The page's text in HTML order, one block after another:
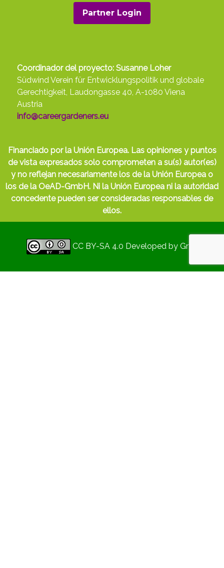
Partner Login
Coordinador del proyecto: Susanne Loher
Südwind Verein für Entwicklungspolitik und globale
Gerechtigkeit, Laudongasse 40, A-1080 Viena
Austria
info@careergardeners.eu
Financiado por la Unión Europea. Las opiniones y puntos
de vista expresados solo comprometen a su(s) autor(es)
y no reflejan necesariamente los de la Unión Europea o
los de la OeAD-GmbH. Ni la Unión Europea ni la autoridad
concedente pueden ser consideradas responsables de
ellos.
CC BY-SA 4.0 Developed by Gryd